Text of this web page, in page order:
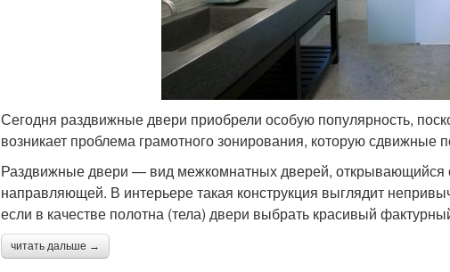
Сегодня раздвижные двери приобрели особую популярность,
возникает проблема грамотного зонирования, которую сдвижные
Раздвижные двери — вид межкомнатных дверей, открывающийся
направляющей. В интерьере такая конструкция выглядит
если в качестве полотна (тела) двери выбрать красивый
читать дальше →